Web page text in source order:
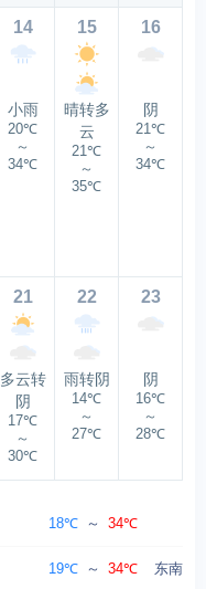
14
小雨
20℃
～
34℃
15
晴转多
云
21℃
～
35℃
16
阴
21℃
～
34℃
21
多云转
阴
17℃
～
30℃
22
雨转阴
14℃
～
27℃
23
阴
16℃
～
28℃
18℃ ～ 34℃
19℃ ～ 34℃ 东南风